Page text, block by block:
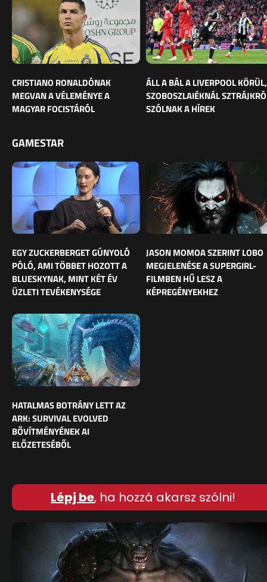
CRISTIANO RONALDÓNAK
MEGVAN A VÉLEMÉNYE A
MAGYAR FOCISTÁRÓL
ÁLL A BÁL A LIVERPOOL KÖRÜL,
SZOBOSZLAIÉKNÁL
SZÓLNAK A HÍREK
GAMESTAR
EGY ZUCKERBERGET GÚNYOLÓ
PÓLÓ, AMI TÖBBET HOZOTT A
BLUESKYNAK, MINT KÉT ÉV
ÜZLETI TEVÉKENYSÉGE
JASON MOMOA SZERINT LOBO
MEGJELENÉSE A SUPERGIRL-
FILMBEN HŰ LESZ A
KÉPREGÉNYEKHEZ
HATALMAS BOTRÁNY LETT AZ
ARK: SURVIVAL EVOLVED
BŐVÍTMÉNYÉNEK AI
ELŐZETESÉBŐL
Lépj be, ha hozzá akarsz szólni!